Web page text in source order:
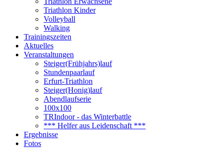
Triathlon Kinder
Volleyball
Walking
Trainingszeiten
Aktuelles
Veranstaltungen
Steiger(Frühjahrs)lauf
Stundenpaarlauf
Erfurt-Triathlon
Steiger(Honig)lauf
Abendlaufserie
100x100
TRIndoor - das Winterbattle
*** Helfer aus Leidenschaft ***
Ergebnisse
Fotos